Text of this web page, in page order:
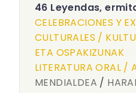
46 Leyendas,
CELEBRACIONES Y
CULTURALES /
ETA OSPAKIZUNAK
LITERATURA ORAL /
MENDIALDEA /